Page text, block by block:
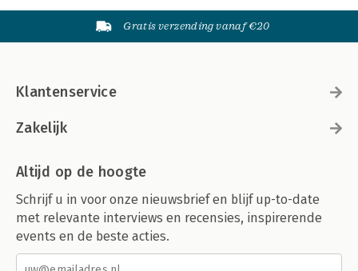
Gratis verzending vanaf €20
Klantenservice
Zakelijk
Altijd op de hoogte
Schrijf u in voor onze nieuwsbrief en blijf up-to-date
met relevante interviews en recensies, inspirerende
events en de beste acties.